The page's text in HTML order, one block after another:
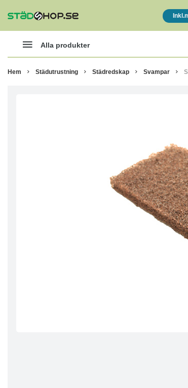
Alla produkter
Hem Städutrustning Städredskap Svampar